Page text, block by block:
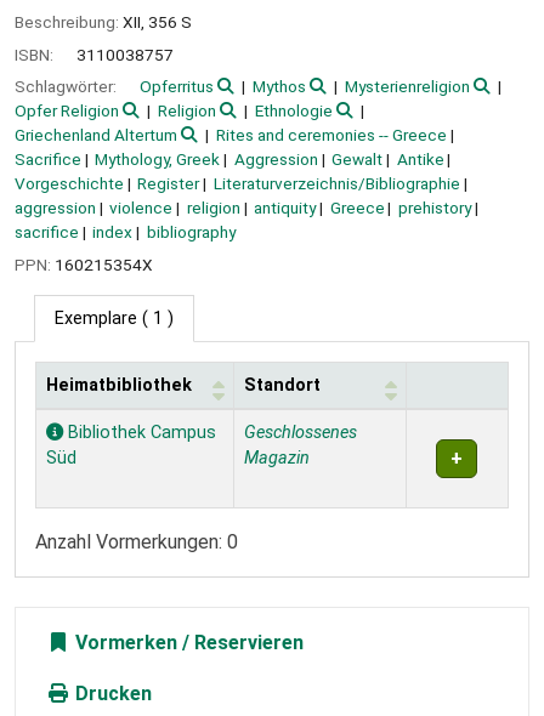
Beschreibung: XII, 356 S
ISBN:
3110038757
Schlagwörter:
Opferritus Mythos
Mysterienreligion
Opfer Religion
Religion
Ethnologie
Griechenland Altertum
Rites and ceremonies -- Greece
Sacrifice
Mythology, Greek Aggression Gewalt
Antike
Vorgeschichte
Register
Literaturverzeichnis/Bibliographie
aggression
violence religion antiquity Greece
prehistory
sacrifice
index
bibliography
PPN: 160215354X
Exemplare ( 1 )
Exemplare
Heimatbibliothek Standort
Bibliothek Campus
Süd
Geschlossenes
Magazin
Anzahl Vormerkungen: 0
Vormerken
Drucken